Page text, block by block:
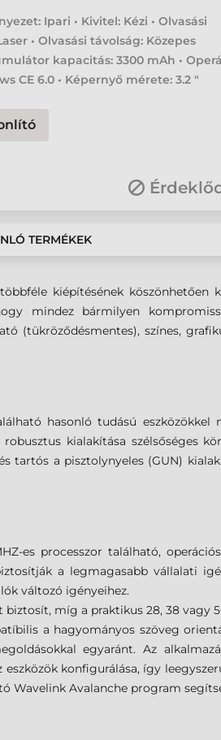
Ipari • Kivitel: Kézi • Olvasási
• Olvasási távolság: Közepes
kapacitás: 3300 mAh •
CE 6.0 • Képernyő mérete: 3.2 "
TERMÉKEK
kiépítésének köszönhetően
mindez bármilyen
(tükröződésmentes), színes,
hasonló tudású
kialakítása szélsőséges
tartós a pisztolynyeles (GUN)
es processzor található,
a legmagasabb vállalati
változó igényeihez.
míg a praktikus 28, 38
a hagyományos szöveg
egyaránt. Az
konfigurálása, így
Wavelink Avalanche program